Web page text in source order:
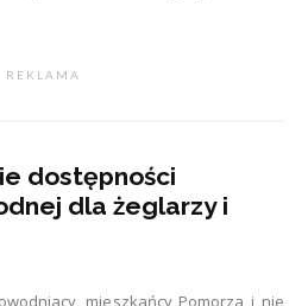
R E K L A M A
dostępności
dla żeglarzy i
mieszkańcy Pomorza i nie